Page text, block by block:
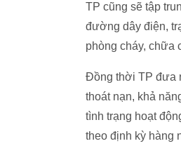
TP cũng sẽ tập
đường dây điện,
phòng cháy, chữa
Đồng thời TP đưa
thoát nạn, khả
tình trạng hoạt
theo định kỳ hàng